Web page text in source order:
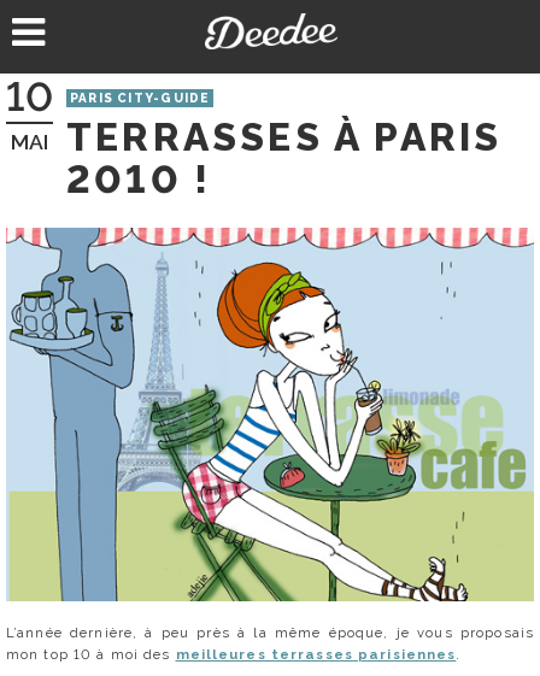
au
10
MAI
PARIS CITY-GUIDE
TERRASSES À PARIS
2010 !
L’année dernière, à peu près à la même époque, je vous proposais
mon top 10 à moi des meilleures terrasses parisiennes